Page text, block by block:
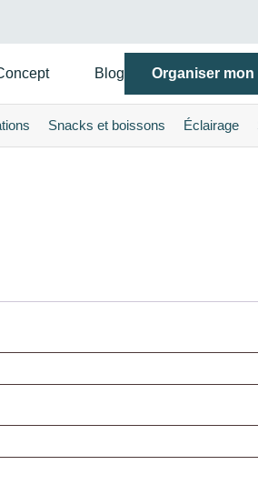
Blog Organiser mon
Snacks et boissons Éclairage